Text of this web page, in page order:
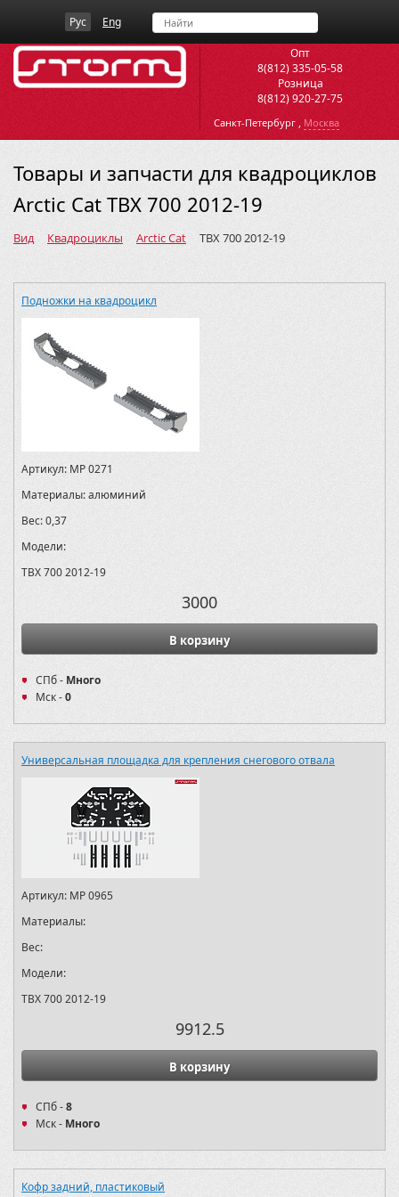
Рус Eng
Опт
8(812) 335-05-58
Розница
8(812) 920-27-75
Санкт-Петербург , Москва
Товары и запчасти для квадроциклов
Arctic Cat TBX 700 2012-19
Вид Квадроциклы Arctic Cat TBX 700 2012-19
Подножки на квадроцикл
Артикул: MP 0271
Материалы:алюминий
Вес:0,37
Модели:
TBX 700 2012-19
3000
В корзину
СПб - Много
Мск -0
Универсальная площадка для крепления снегового отвала
Артикул: MP 0965
Материалы:
Вес:
Модели:
TBX 700 2012-19
9912.5
В корзину
СПб -8
Мск - Много
Кофр задний, пластиковый